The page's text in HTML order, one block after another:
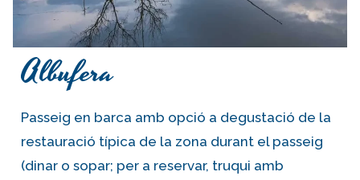
Albufera
Passeig en barca amb opció a degustació de la
restauració típica de la zona durant el passeig
(dinar o sopar; per a reservar, truqui amb